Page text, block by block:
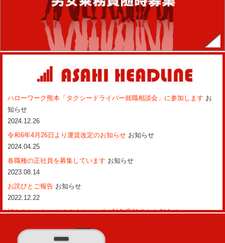
ハローワーク熊本「タクシードライバー就職相談会」に参加します お
知らせ
2024.12.26
令和6年4月26日より運賃改定のお知らせ お知らせ
2024.04.25
各職種の正社員を募集しています お知らせ
2023.08.14
お詫びとご報告 お知らせ
2022.12.22
旭タクシーも、ペイペイジャンボの対象店舗ですお知らせ